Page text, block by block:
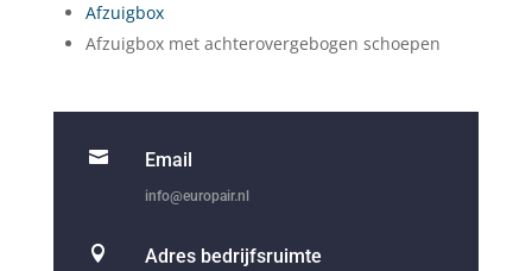
Afzuigbox
Afzuigbox met achterovergebogen schoepen
 Email
info@europair.nl
 Adres bedrijfsruimte